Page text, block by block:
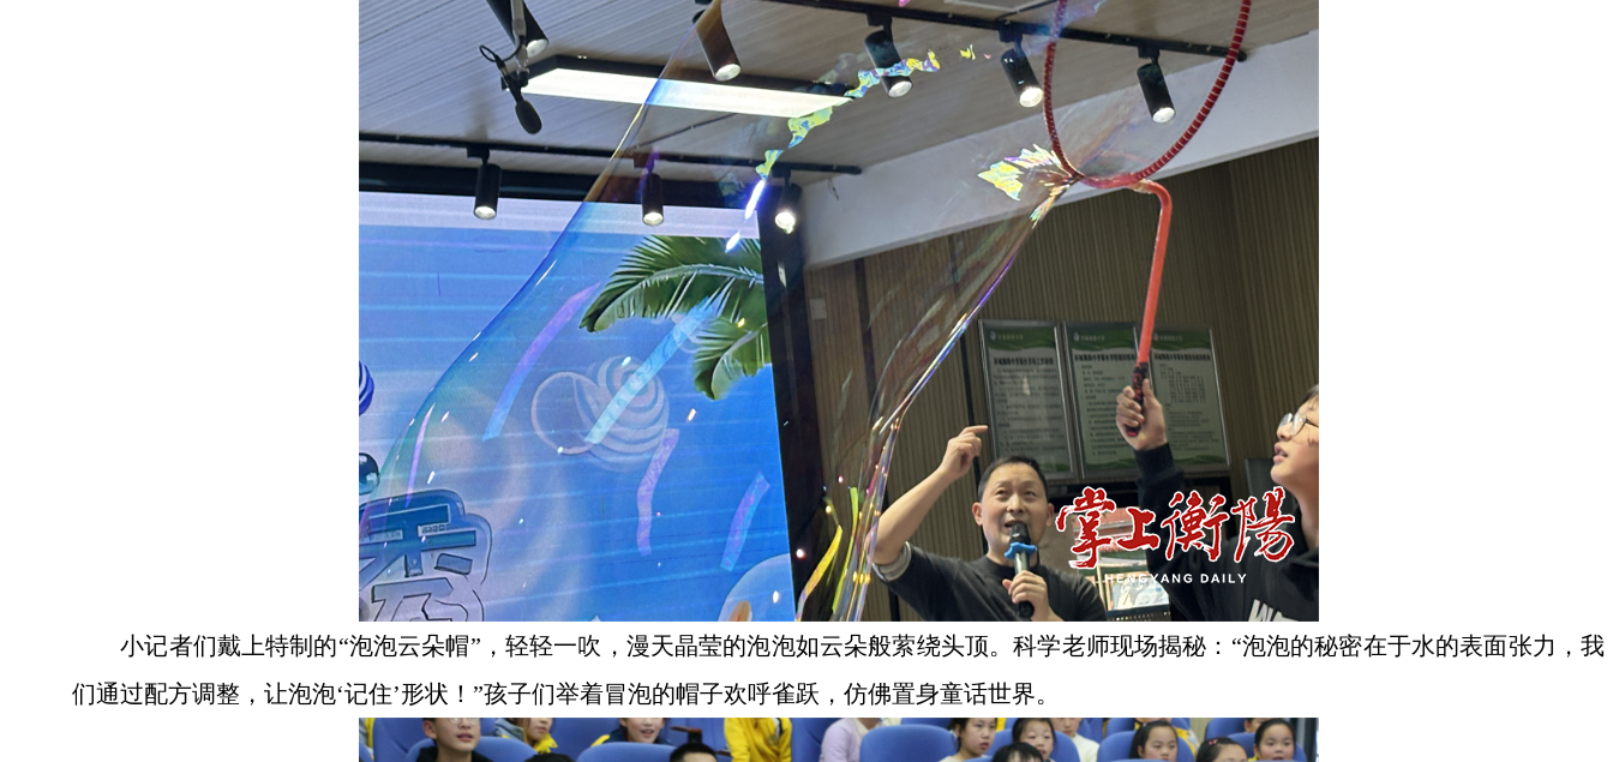
小记者们戴上特制的“泡泡云朵帽”，轻轻一吹，漫天晶莹的泡泡如云朵般萦绕头顶。科学老师现场揭秘：“泡泡的秘密在于水的表面张力，我
们通过配方调整，让泡泡‘记住’形状！”孩子们举着冒泡的帽子欢呼雀跃，仿佛置身童话世界。